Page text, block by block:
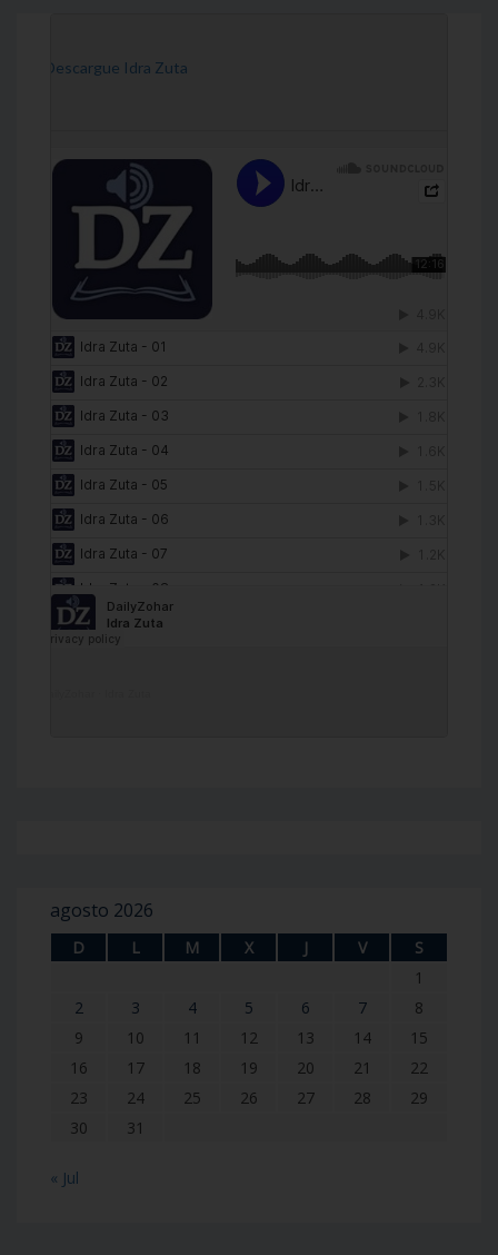
[Descargue Idra Zuta
agosto 2026
D L M X J V
S
1
2
3 4 5 6 7
8
9
10 11 12 13 14
15
16
17 18 19 20 21
22
23
24 25 26 27 28
29
30
31
« Jul